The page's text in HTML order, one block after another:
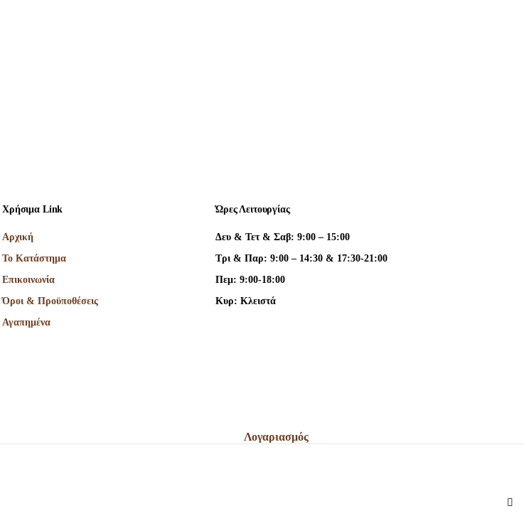
Χρήσιμα Link
Αρχική
Το Κατάστημα
Επικοινωνία
Όροι & Προϋποθέσεις
Αγαπημένα
Ώρες Λειτουργίας
Δευ & Τετ & Σαβ: 9:00 – 15:00
Τρι & Παρ: 9:00 – 14:30 & 17:30-21:00
Πεμ: 9:00-18:00
Κυρ: Κλειστά
Λογαριασμός